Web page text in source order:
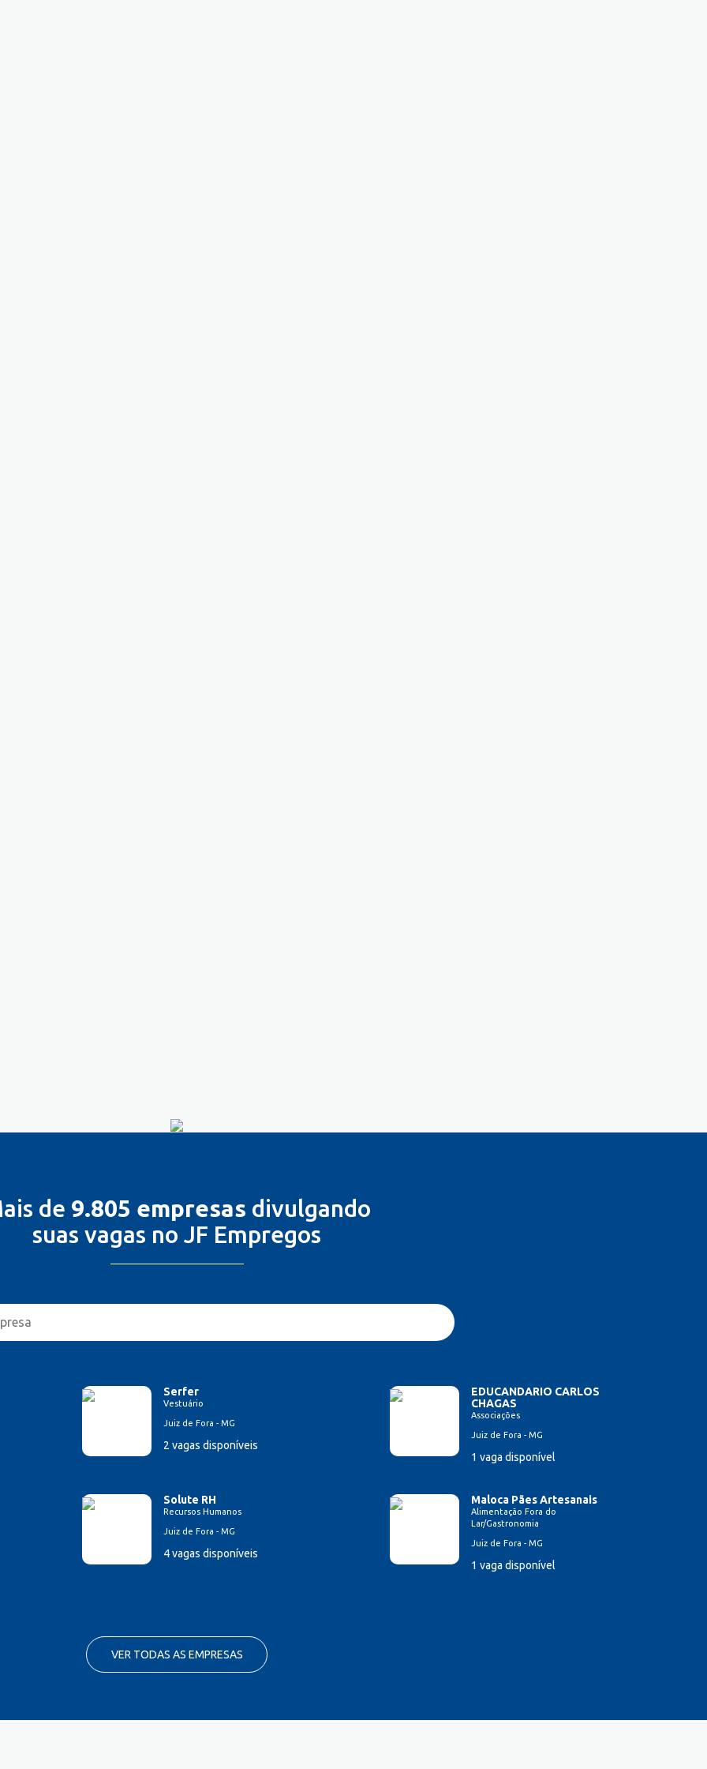
de 9.805 empresas divulgando
suas vagas no JF Empregos
Serfer
Vestuário
Juiz de Fora - MG
2 vagas disponíveis
EDUCANDARIO CARLOS
CHAGAS
Associações
Juiz de Fora - MG
1 vaga disponível
Solute RH
Recursos Humanos
Juiz de Fora - MG
4 vagas disponíveis
Maloca Pães Artesanais
Alimentação Fora do
Lar/Gastronomia
Juiz de Fora - MG
1 vaga disponível
VER TODAS AS EMPRESAS